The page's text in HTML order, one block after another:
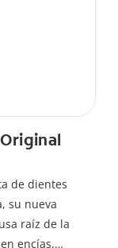
de dientes
su nueva
raíz de la
encías,